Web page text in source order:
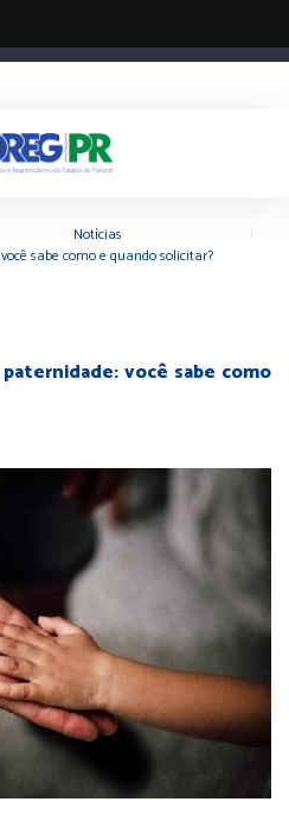
Notícias
sabe como e quando solicitar?
você sabe como